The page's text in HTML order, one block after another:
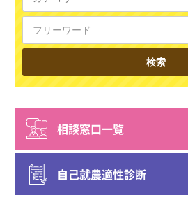
相談窓口一覧
自己就農適性診断